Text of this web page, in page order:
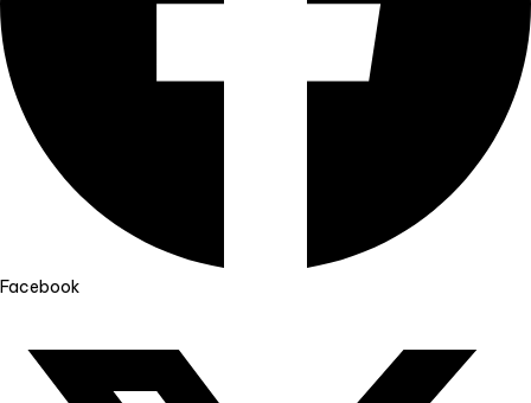
Facebook